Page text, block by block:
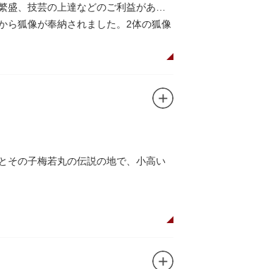
、技芸の上達などのご利益がある
年5月の例祭では神輿渡御が行われ、
す。
ら狐像が奉納されました。2体の狐像
その子梅若丸の伝説の地で、小高い
り、区内でも古いものです。しかし